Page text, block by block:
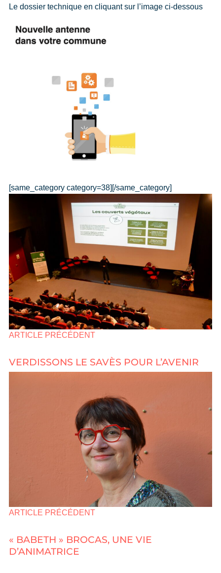
Le dossier technique en cliquant sur l’image ci-dessous
[same_category category=38][/same_category]
ARTICLE PRÉCÉDENT
VERDISSONS LE SAVÈS POUR L’AVENIR
ARTICLE PRÉCÉDENT
« BABETH » BROCAS, UNE VIE
D’ANIMATRICE